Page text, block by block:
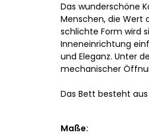
Das wunderschöne
Menschen, die Wert
schlichte Form wird
Inneneinrichtung
und Eleganz. Unter
mechanischer
Das Bett besteht
Maße: